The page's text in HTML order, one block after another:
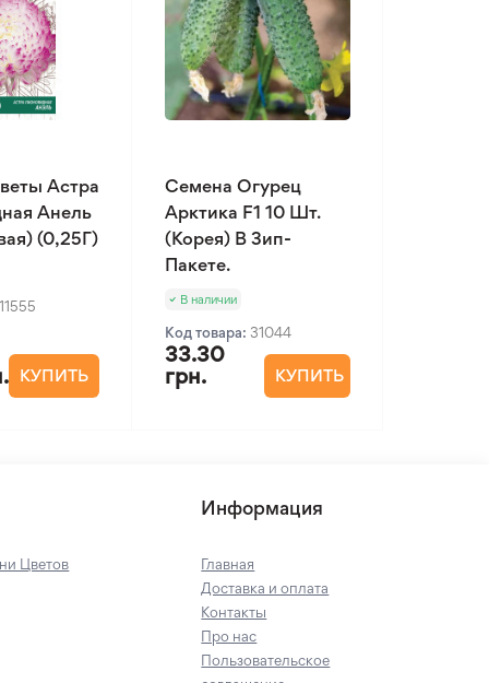
Астра
Анель
(0,25Г)
11555
КУПИТЬ
Семена Огурец
Арктика F1 10 Шт.
(Корея) В Зип-
Пакете.
В наличии
Код товара: 31044
33.30
грн.
КУПИТЬ
Цветов
Информация
Главная
Доставка и оплата
Контакты
Про нас
Пользовательское